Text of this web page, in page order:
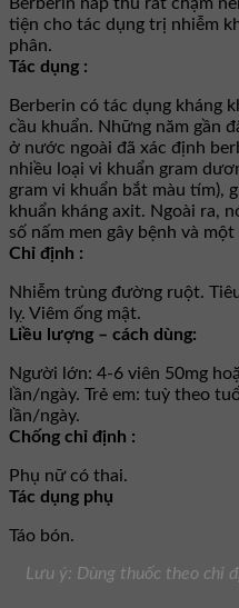
tiện cho tác dụng trị nhiễm
phân.
Tác dụng :
Berberin có tác dụng kháng
cầu khuẩn. Những năm gần
ở nước ngoài đã xác định
nhiều loại vi khuẩn gram
gram vi khuẩn bắt màu tím),
khuẩn kháng axit. Ngoài ra,
số nấm men gây bệnh và
Chỉ định :
Nhiễm trùng đường ruột.
lỵ. Viêm ống mật.
Liều lượng – cách dùng:
Người lớn: 4-6 viên 50mg
lần/ngày. Trẻ em: tuỳ theo
lần/ngày.
Chống chỉ định :
Phụ nữ có thai.
Tác dụng phụ
Táo bón.
Lưu ý: Dùng thuốc theo chỉ